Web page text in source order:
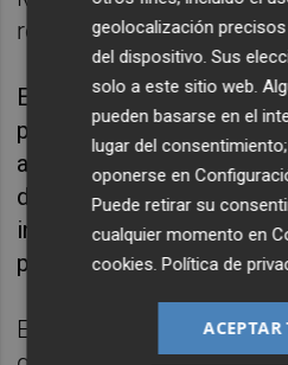
remodelación porque
En la reunión se
podría costar rehabilitar
adecuarlo a las nuevas
del fútbol, para que
incremento de los
pretende ser el Nou
El encuentro del lunes
geolocalización
del dispositivo. Sus
solo a este sitio web.
pueden basarse en el
lugar del
oponerse en
Puede retirar su
cualquier momento en
cookies.Política de
ACEPTAR